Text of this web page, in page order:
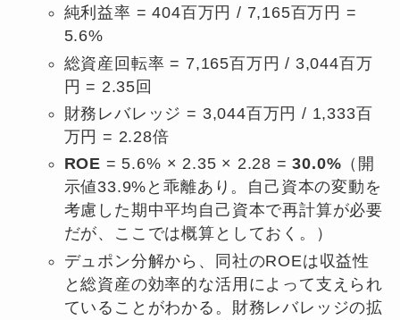
純利益率 = 404百万円 / 7,165百万円 =
5.6%
総資産回転率 = 7,165百万円 / 3,044百万
円 = 2.35回
財務レバレッジ = 3,044百万円 / 1,333百
万円 = 2.28倍
ROE = 5.6% × 2.35 × 2.28 =30.0% （開
示値33.9%と乖離あり。自己資本の変動を
考慮した期中平均自己資本で再計算が必要
だが、ここでは概算としておく。）
デュポン分解から、同社のROEは収益性
と総資産の効率的な活用によって支えられ
ていることがわかる。財務レバレッジの拡